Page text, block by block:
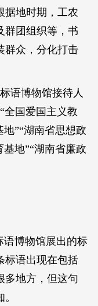
据地时期，工农
群团组织等，书
群众，分化打击
语博物馆接待人
全国爱国主义教
”“湖南省思想政
地”“湖南省廉政
语博物馆展出的标
标语出现在包括
多地方，但这句